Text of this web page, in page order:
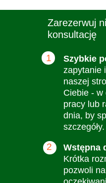
Zarezerwuj
konsultację
Szybkie
zapytanie
naszej
Ciebie - w
pracy lub
dnia, by
szczegóły.
Wstępna
Krótka
pozwoli
1
2